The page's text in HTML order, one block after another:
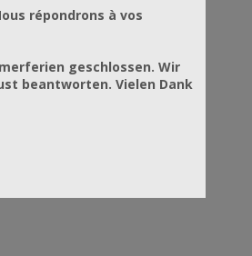
répondrons à vos
geschlossen. Wir
beantworten. Vielen Dank